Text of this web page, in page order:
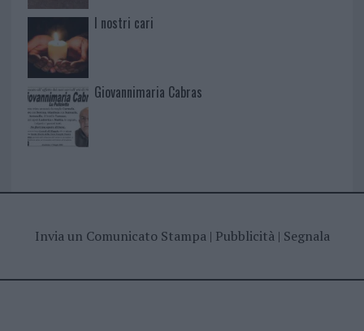
I nostri cari
Giovannimaria Cabras
Invia un Comunicato Stampa| Pubblicità| Segnala